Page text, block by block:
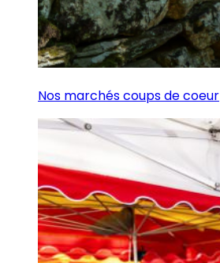
Nos marchés coups de coeur